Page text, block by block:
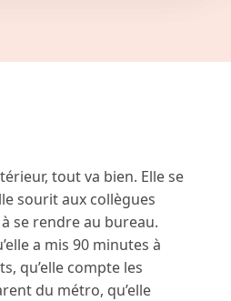
tout va bien. Elle se
sourit aux collègues
se rendre au bureau.
a mis 90 minutes à
qu’elle compte les
du métro, qu’elle